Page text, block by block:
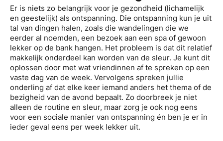
Er is niets zo belangrijk voor je gezondheid (lichamelijk
en geestelijk) als ontspanning. Die ontspanning kun je uit
tal van dingen halen, zoals die wandelingen die we
eerder al noemden, een bezoek aan een spa of gewoon
lekker op de bank hangen. Het probleem is dat dit relatief
makkelijk onderdeel kan worden van de sleur. Je kunt dit
oplossen door met wat vriendinnen af te spreken op een
vaste dag van de week. Vervolgens spreken jullie
onderling af dat elke keer iemand anders het thema of de
bezigheid van de avond bepaalt. Zo doorbreek je niet
alleen de routine en sleur, maar zorg je ook nog eens
voor een sociale manier van ontspanning én ben je er in
ieder geval eens per week lekker uit.